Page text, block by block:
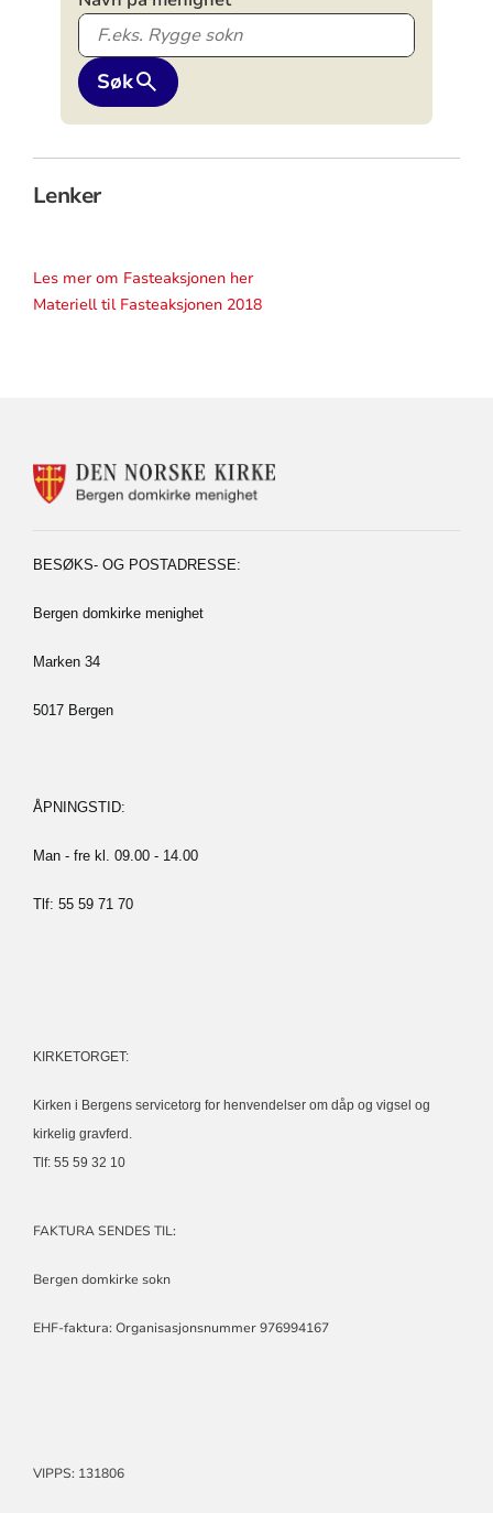
Søk
Lenker
Les mer om Fasteaksjonen her
Materiell til Fasteaksjonen 2018
KONTAKTINFORMASJON
BESØKS- OG POSTADRESSE:
Bergen domkirke menighet
Marken 34
5017 Bergen
ÅPNINGSTID:
Man - fre kl. 09.00 - 14.00
Tlf: 55 59 71 70
KIRKETORGET:
Kirken i Bergens servicetorg for henvendelser om dåp og vigsel og
kirkelig gravferd.
Tlf: 55 59 32 10
FAKTURA SENDES TIL:
Bergen domkirke sokn
EHF-faktura: Organisasjonsnummer 976994167
VIPPS: 131806